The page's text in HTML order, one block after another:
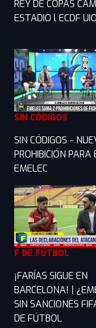
REY DE COPAS
ESTADIO l ECDF UIO
SIN CÓDIGOS
SIN CÓDIGOS -
PROHIBICIÓN PARA
EMELEC
F DE FÚTBOL
¡FARÍAS SIGUE EN
BARCELONA! |
SIN SANCIONES
DE FÚTBOL